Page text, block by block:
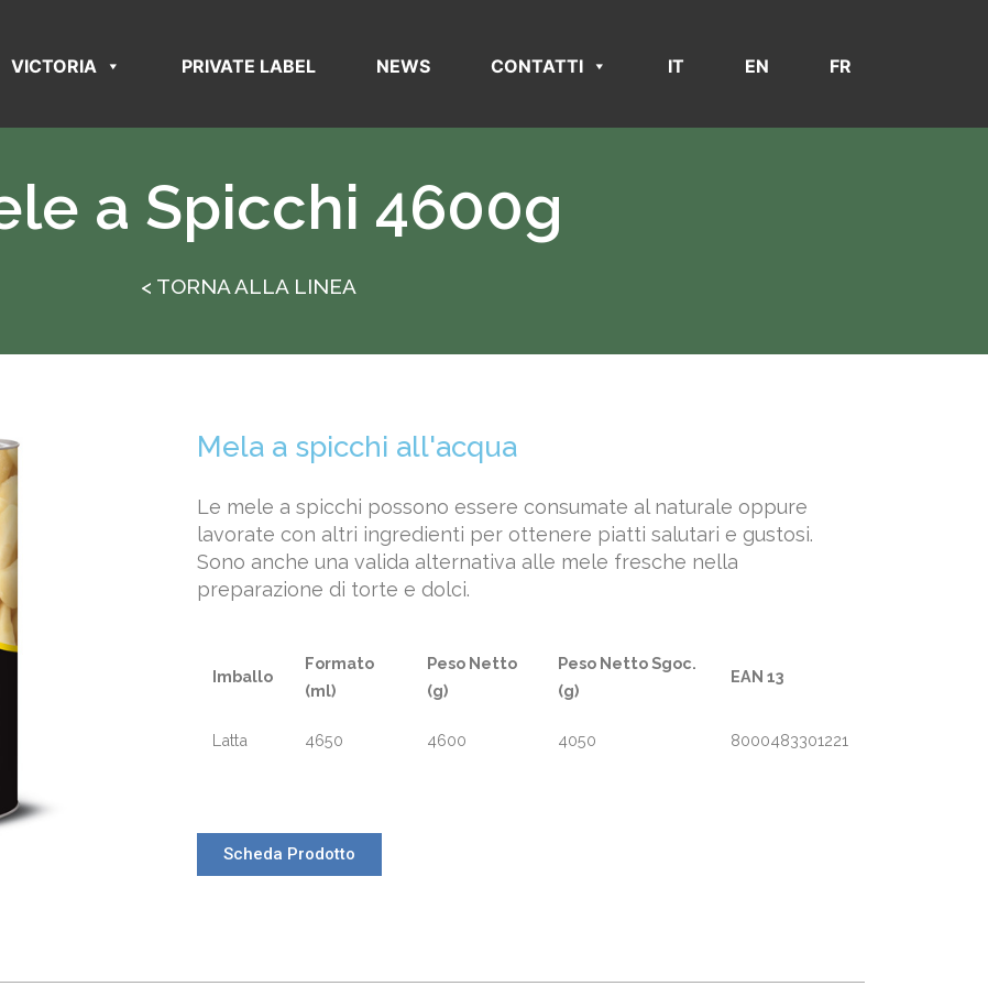
VICTORIA PRIVATE LABEL NEWS CONTATTI IT EN FR
a Spicchi 4600g
< TORNA ALLA LINEA
Mela a spicchi all'acqua
Le mele a spicchi possono essere consumate al naturale oppure
lavorate con altri ingredienti per ottenere piatti salutari e gustosi.
Sono anche una valida alternativa alle mele fresche nella
preparazione di torte e dolci.
Imballo
Formato
(ml)
Peso Netto
(g)
Peso Netto Sgoc.
(g)
EAN 13
Latta 4650 4600 4050 8000483301221
Scheda Prodotto